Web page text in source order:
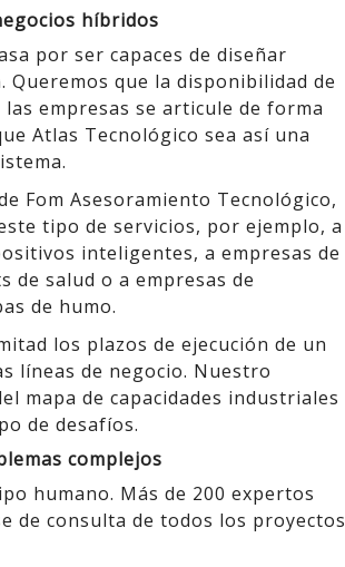
híbridos
por ser capaces de diseñar
Queremos que la disponibilidad de
empresas se articule de forma
Atlas Tecnológico sea así una
Fom Asesoramiento Tecnológico,
tipo de servicios, por ejemplo, a
inteligentes, a empresas de
de salud o a empresas de
de humo.
los plazos de ejecución de un
líneas de negocio. Nuestro
mapa de capacidades industriales
de desafíos.
complejos
humano. Más de 200 expertos
de consulta de todos los proyectos